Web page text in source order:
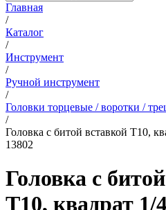
Главная
/
Каталог
/
Инструмент
/
Ручной инструмент
/
Головки торцевые / воротки /
/
Головка с битой вставкой Т10,
13802
Головка с
Т10, квадрат